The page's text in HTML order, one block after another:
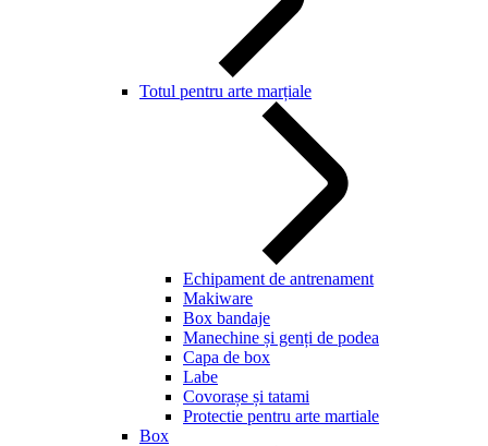
Totul pentru arte marțiale
Echipament de antrenament
Makiware
Box bandaje
Manechine și genți de podea
Capa de box
Labe
Covorașe și tatami
Protectie pentru arte martiale
Box